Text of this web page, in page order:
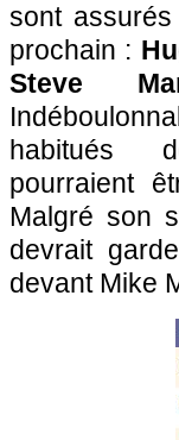
sont
prochain :
Steve
habitués
pourraient
Malgré son
devrait
devant Mike